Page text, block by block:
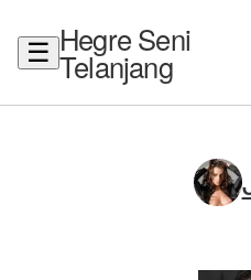
☰ Hegre Seni
Telanjang